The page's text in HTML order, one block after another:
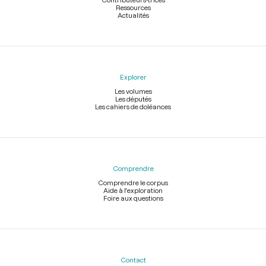
Ressources
Actualités
Explorer
Les volumes
Les députés
Les cahiers de doléances
Comprendre
Comprendre le corpus
Aide à l'exploration
Foire aux questions
Contact